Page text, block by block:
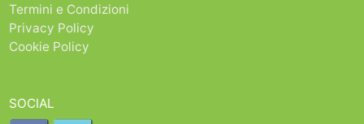
Termini e Condizioni
Privacy Policy
Cookie Policy
SOCIAL